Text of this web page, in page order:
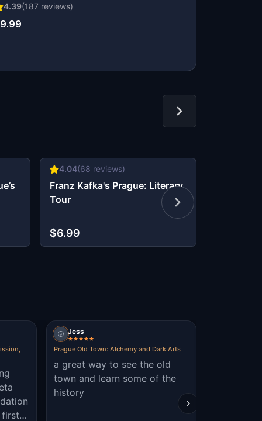
4.39(187 reviews)
4.04(68 reviews)
Franz Kafka's Prague: Literary
Tour
$6.99
first
Jess
Prague Old Town: Alchemy and Dark Arts
a great way to see the old
town and learn some of the
history